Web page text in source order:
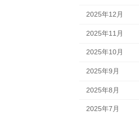
2025年12月
2025年11月
2025年10月
2025年9月
2025年8月
2025年7月